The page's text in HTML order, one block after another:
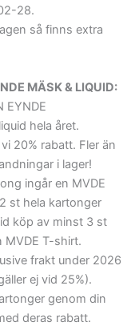
28.
så finns extra
MÄSK & LIQUID:
EYNDE
hela året.
20% rabatt. Fler än
i lager!
ingår en MVDE
st hela kartonger
köp av minst 3 st
MVDE T-shirt.
frakt under 2026
ej vid 25%).
genom din
deras rabatt.